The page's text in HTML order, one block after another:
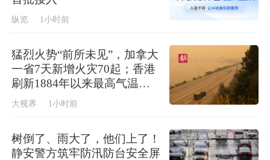
纵览 1小时前
猛烈火势“前所未见”，加拿大
一省7天新增火灾70起；香港
刷新1884年以来最高气温纪
录
大视界 1小时前
树倒了、雨大了，他们上了！
静安警方筑牢防汛防台安全屏